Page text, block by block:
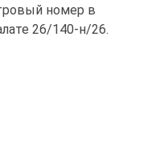
номер в
26/140-н/26.